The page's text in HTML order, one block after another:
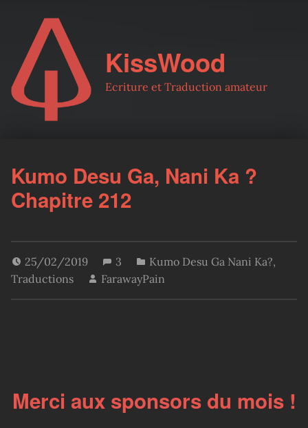
KissWood
Ecriture et Traduction amateur
Kumo Desu Ga, Nani Ka ?
Chapitre 212
25/02/2019 3 Kumo Desu Ga Nani Ka?,
Traductions
FarawayPain
Merci aux sponsors du mois !